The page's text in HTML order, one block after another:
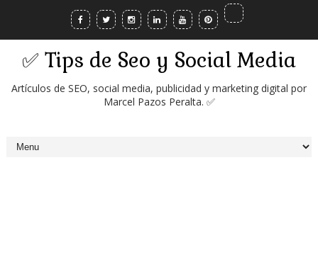
✅ Tips de Seo y Social Media
Artículos de SEO, social media, publicidad y marketing digital por
Marcel Pazos Peralta. ✅